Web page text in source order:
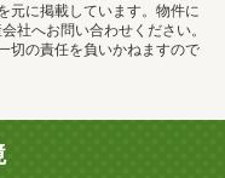
元に掲載しています。物件に
社へお問い合わせください。
切の責任を負いかねますので